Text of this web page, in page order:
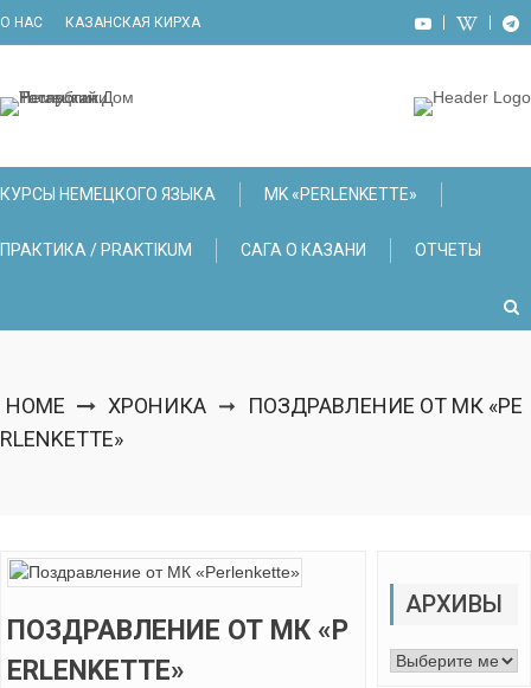
О НАС КАЗАНСКАЯ КИРХА
КУРСЫ НЕМЕЦКОГО ЯЗЫКА МK «PERLENKETTE»
ПРАКТИКА / PRAKTIKUM САГА О КАЗАНИ ОТЧЕТЫ
HOME ХРОНИКА ➞
ПОЗДРАВЛЕНИЕ ОТ МК «PE
RLENKETTE»
ПОЗДРАВЛЕНИЕ ОТ МК «P
ERLENKETTE»
АРХИВЫ
Архивы